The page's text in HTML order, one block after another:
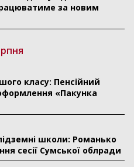
за новим
класу: Пенсійний
«Пакунка
школи: Романько
сесії Сумської облради